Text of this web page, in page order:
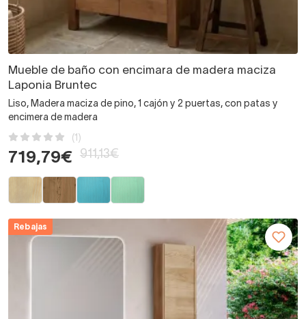
Mueble de baño con encimara de madera maciza
Laponia Bruntec
Liso, Madera maciza de pino, 1 cajón y 2 puertas, con patas y
encimera de madera
(1)
719,79€ 911,13€
Rebajas